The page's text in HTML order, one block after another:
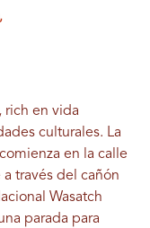
rich en vida
culturales. La
en la calle
través del cañón
Wasatch
parada para